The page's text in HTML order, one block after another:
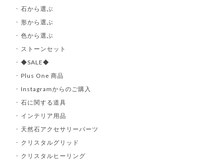
石から選ぶ
形から選ぶ
色から選ぶ
ストーンセット
◆SALE◆
Plus One 商品
Instagramからのご購入
石に関する道具
インテリア用品
天然石アクセサリーパーツ
クリスタルグリッド
クリスタルヒーリング